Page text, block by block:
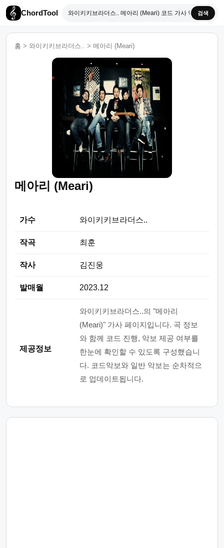
ChordTool 검색
홈 > 와이키키브라더스.. > 메아리 (Meari)
메아리 (Meari)
가수 와이키키브라더스..
작곡 최훈
작사 김진웅
발매월 2023.12
제공정보
와이키키브라더스..의 "메아리
(Meari)" 가사 페이지입니다. 곡 정보
와 함께 코드 진행, 악보 제공 여부를
한눈에 확인할 수 있도록 구성했습니
다. 코드악보와 일반 악보는 순차적으
로 업데이트됩니다.